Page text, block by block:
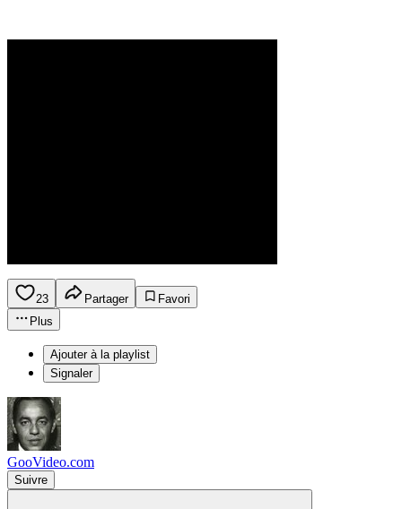
23 Partager
Favori
Plus
Ajouter à la playlist
Signaler
GooVideo.com
Suivre